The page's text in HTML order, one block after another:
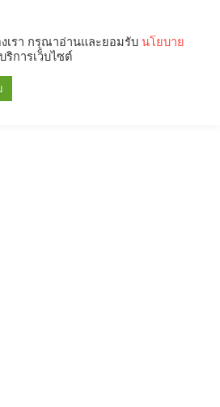
เรา กรุณาอ่านและยอมรับ นโยบาย
ริการเว็บไซต์